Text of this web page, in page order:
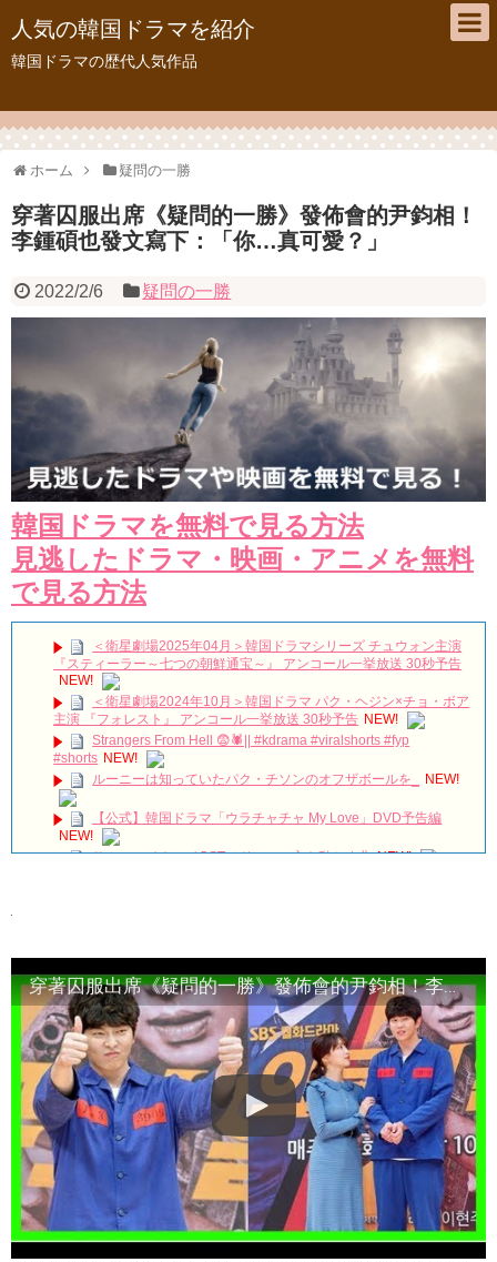
人気の韓国ドラマを紹介
韓国ドラマの歴代人気作品
ホーム 疑問の一勝
穿著囚服出席《疑問的一勝》發佈會的尹鈞相！
李鍾碩也發文寫下：「你…真可愛？」
2022/2/6 疑問の一勝
韓国ドラマを無料で見る方法
見逃したドラマ・映画・アニメを無料
で見る方法
＜衛星劇場2025年04月＞韓国ドラマシリーズ チュウォン主演
『スティーラー～七つの朝鮮通宝～』 アンコール一挙放送 30秒予告
NEW!
＜衛星劇場2024年10月＞韓国ドラマ パク・ヘジン×チョ・ボア
主演 『フォレスト』 アンコール一挙放送 30秒予告 NEW!
Strangers From Hell 😨🕷️|| #kdrama #viralshorts #fyp
#shorts NEW!
ルーニーは知っていたパク・チソンのオフザボールを_
NEW!
【公式】韓国ドラマ「ウラチャチャ My Love」DVD予告編
NEW!
サム、マイウェイOSTメドレー 心を動かす曲 NEW!
[FMV] 이판사판(イ判サ判) – DMEANOR(디미너) – The
Moment NEW!
若きチャン・ヒョクの全盛期、忘れられない NEW!
『油っぽいメロ』2PMジュノ＆チョン・リョウォン、バックハ
グ… NEW!
韓国ドラマ「約束のない恋」 NEW!
「違う（ちがう）・異なる」を韓国語では？「다르다（タル
ダ）」の意味・使い方について
について
「退屈だ・暇だ」を韓国語では？「심심하다（シムシマダ）」
の意味・使い方について
■韓国ドラマ『キング～Two Hearts』予告動画（日本語字幕）
について
yoon kyun sang
HSF(126)-윤균상 서울숲 벤치 (YUN Kyunsang)(4)September::
穿著囚服出席《疑問的一勝》發佈會的尹鈞相！李鍾碩也發文寫下：「你…真可愛？」